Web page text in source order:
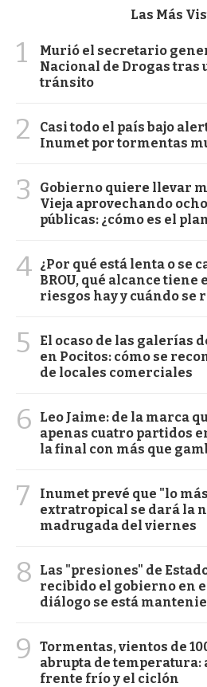
Las Más
1
Murió el secretario
Nacional de Drogas tras
tránsito
2
Casi todo el país bajo
Inumet por tormentas
3
Gobierno quiere llevar
Vieja aprovechando
públicas: ¿cómo es el
4 ¿Por qué está lenta o se
BROU, qué alcance tiene
riesgos hay y cuándo se
5
El ocaso de las galerías
en Pocitos: cómo se
de locales comerciales
6
Leo Jaime: de la marca
apenas cuatro partidos
la final con más que
7
Inumet prevé que "lo
extratropical se dará la
madrugada del viernes
8
Las "presiones" de
recibido el gobierno en
diálogo se está
9
Tormentas, vientos de
abrupta de temperatura:
frente frío y el ciclón